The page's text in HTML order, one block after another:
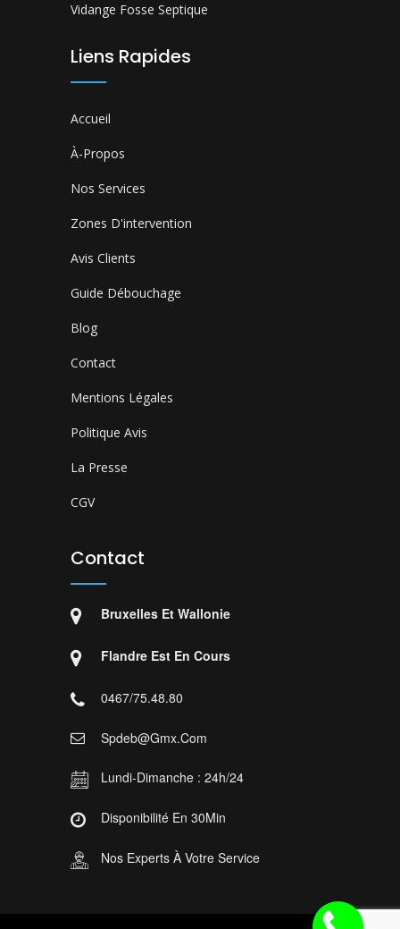
Vidange Fosse Septique
Liens Rapides
Accueil
À-Propos
Nos Services
Zones D'intervention
Avis Clients
Guide Débouchage
Blog
Contact
Mentions Légales
Politique Avis
La Presse
CGV
Contact
Bruxelles Et Wallonie
Flandre Est En Cours
0467/75.48.80
Spdeb@gmx.com
Lundi-Dimanche : 24h/24
Disponibilité En 30Min
Nos Experts À Votre Service